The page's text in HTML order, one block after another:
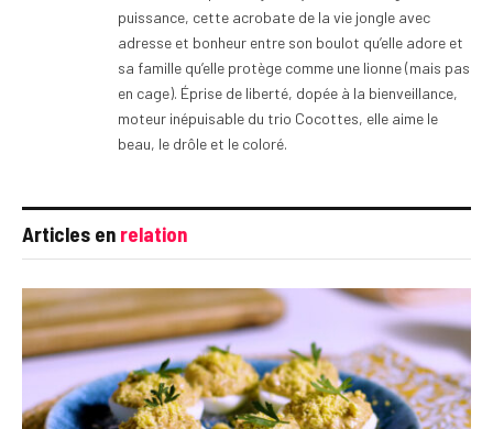
puissance, cette acrobate de la vie jongle avec
adresse et bonheur entre son boulot qu’elle adore et
sa famille qu’elle protège comme une lionne (mais pas
en cage). Éprise de liberté, dopée à la bienveillance,
moteur inépuisable du trio Cocottes, elle aime le
beau, le drôle et le coloré.
Articles en relation